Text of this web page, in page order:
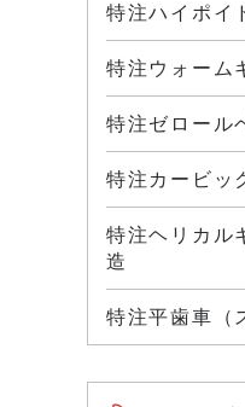
特注ハイポイ
特注ウォーム
特注ゼロール
特注カービッ
特注ヘリカル
造
特注平歯車（